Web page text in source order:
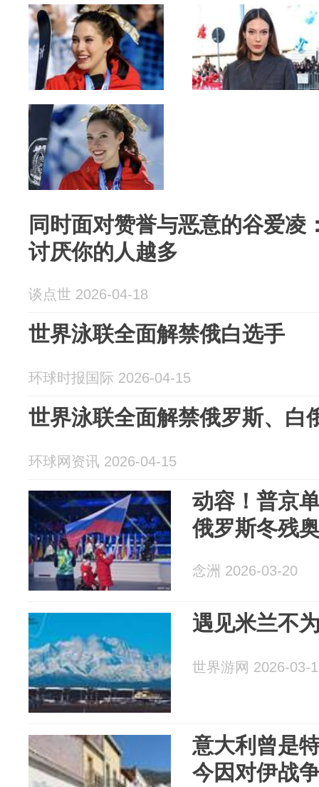
同时面对赞誉与恶意的谷爱凌
讨厌你的人越多
谈点世 2026-04-18
世界泳联全面解禁俄白选手
环球时报国际 2026-04-15
世界泳联全面解禁俄罗斯、白
环球网资讯 2026-04-15
动容！普京
俄罗斯冬残
念洲 2026-03-20
遇见米兰不
世界游网 2026-03-
意大利曾是
今因对伊战